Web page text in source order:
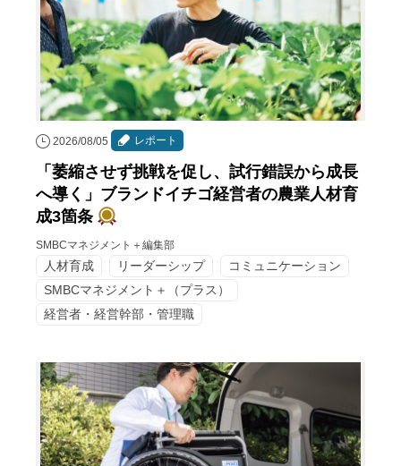
2026/08/05 レポート
「萎縮させず挑戦を促し、試行錯誤から成長
へ導く」ブランドイチゴ経営者の農業人材育
成3箇条
SMBCマネジメント＋編集部
人材育成 リーダーシップ
コミュニケーション
SMBCマネジメント＋（プラス）
経営者・経営幹部・管理職